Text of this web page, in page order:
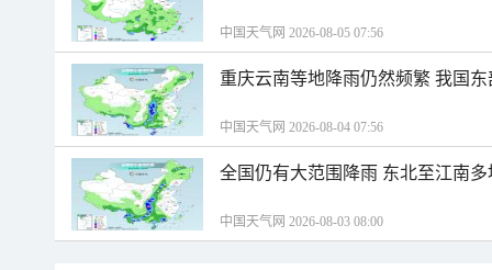
中国天气网 2026-08-05 07:56
重庆云南等地降雨仍然频繁 我国
中国天气网 2026-08-04 07:56
全国仍有大范围降雨 东北至江南
中国天气网 2026-08-03 08:00